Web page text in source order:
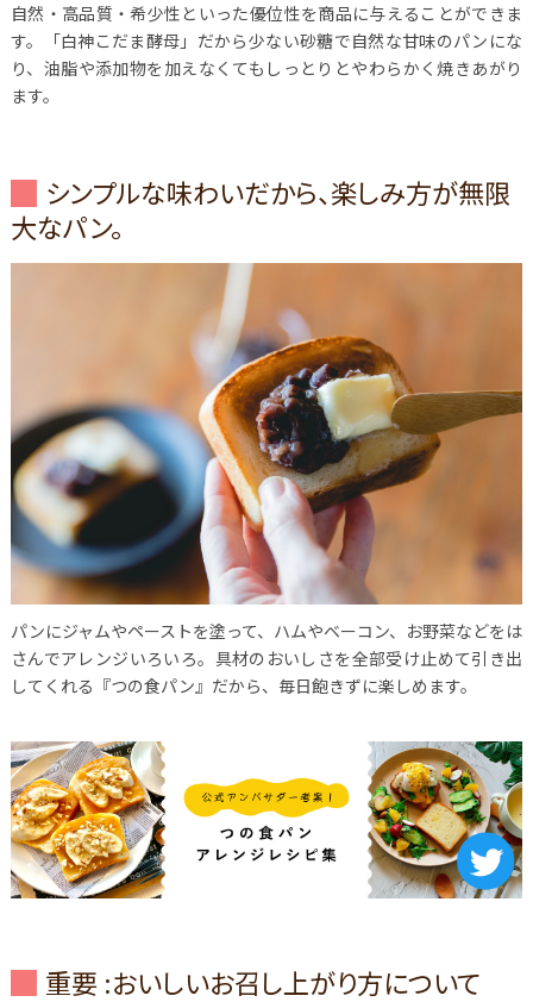
自然・高品質・希少性といった優位性を商品に与えることができま
す。「白神こだま酵母」だから少ない砂糖で自然な甘味のパンにな
り、油脂や添加物を加えなくてもしっとりとやわらかく焼きあがり
ます。
シンプルな味わいだから、楽しみ方が無限
大なパン。
パンにジャムやペーストを塗って、ハムやベーコン、お野菜などをは
さんでアレンジいろいろ。具材のおいしさを全部受け止めて引き出
してくれる『つの食パン』だから、毎日飽きずに楽しめます。
重要 :おいしいお召し上がり方について